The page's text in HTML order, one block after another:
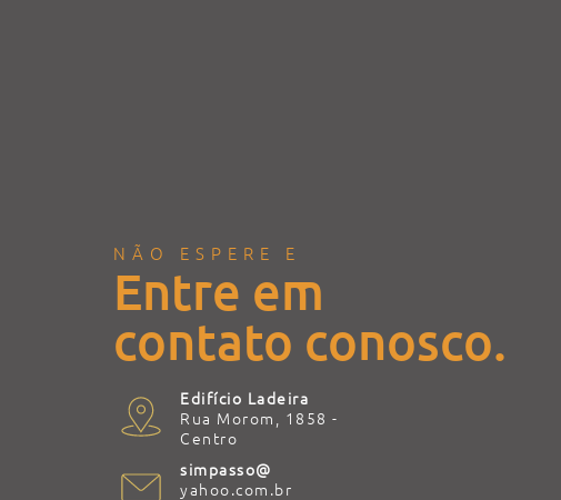
NÃO ESPERE E
Entre em
contato conosco.
Edifício Ladeira
Rua Morom, 1858 -
Centro
simpasso@
yahoo.com.br